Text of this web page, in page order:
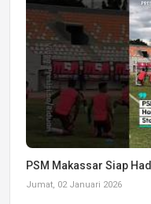
PSM Makassar Siap
Jumat, 02 Januari 2026